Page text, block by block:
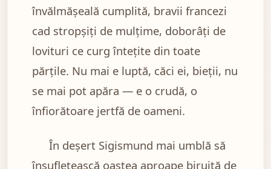
învălmășeală cumplită, bravii francezi
cad stropșiți de mulțime, doborâți de
lovituri ce curg întețite din toate
părțile. Nu mai e luptă, căci ei, bieții, nu
se mai pot apăra — e o crudă, o
înfiorătoare jertfă de oameni.
În deșert Sigismund mai umblă să
însuflețească oastea aproape biruită de